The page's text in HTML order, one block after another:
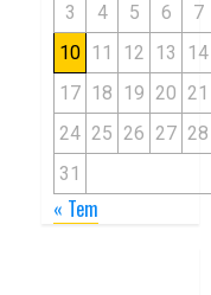
3 4 5 6
7
10 11 12 13
14
17 18 19 20 21
24 25 26 27 28
31
« Tem